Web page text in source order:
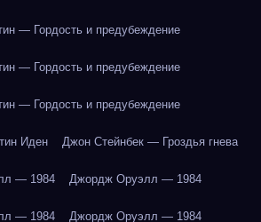
— Гордость и предубеждение
— Гордость и предубеждение
— Гордость и предубеждение
Иден Джон Стейнбек — Гроздья гнева
— 1984 Джордж Оруэлл — 1984
— 1984 Джордж Оруэлл — 1984